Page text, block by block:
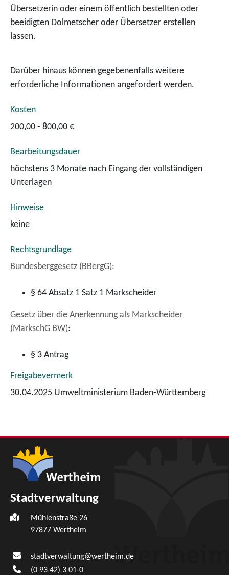
Übersetzerin oder einem öffentlich bestellten oder
beeidigten Dolmetscher oder Übersetzer erstellen
lassen.
Darüber hinaus können gegebenenfalls weitere
erforderliche Informationen angefordert werden.
Kosten
200,00 - 800,00 €
Bearbeitungsdauer
höchstens 3 Monate nach Eingang der vollständigen
Unterlagen
Hinweise
keine
Rechtsgrundlage
Bundesberggesetz (BBergG):
§ 64 Absatz 1 Satz 1 Markscheider
Gesetz über die Anerkennung als Markscheider
(MarkschG BW):
§ 3 Antrag
Freigabevermerk
30.04.2025 Umweltministerium Baden-Württemberg
Stadtverwaltung
Mühlenstraße 26
97877 Wertheim
stadtverwaltung@wertheim.de
(0 93 42) 3 01-0